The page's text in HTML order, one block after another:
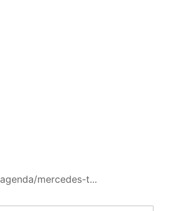
mercedes-t...